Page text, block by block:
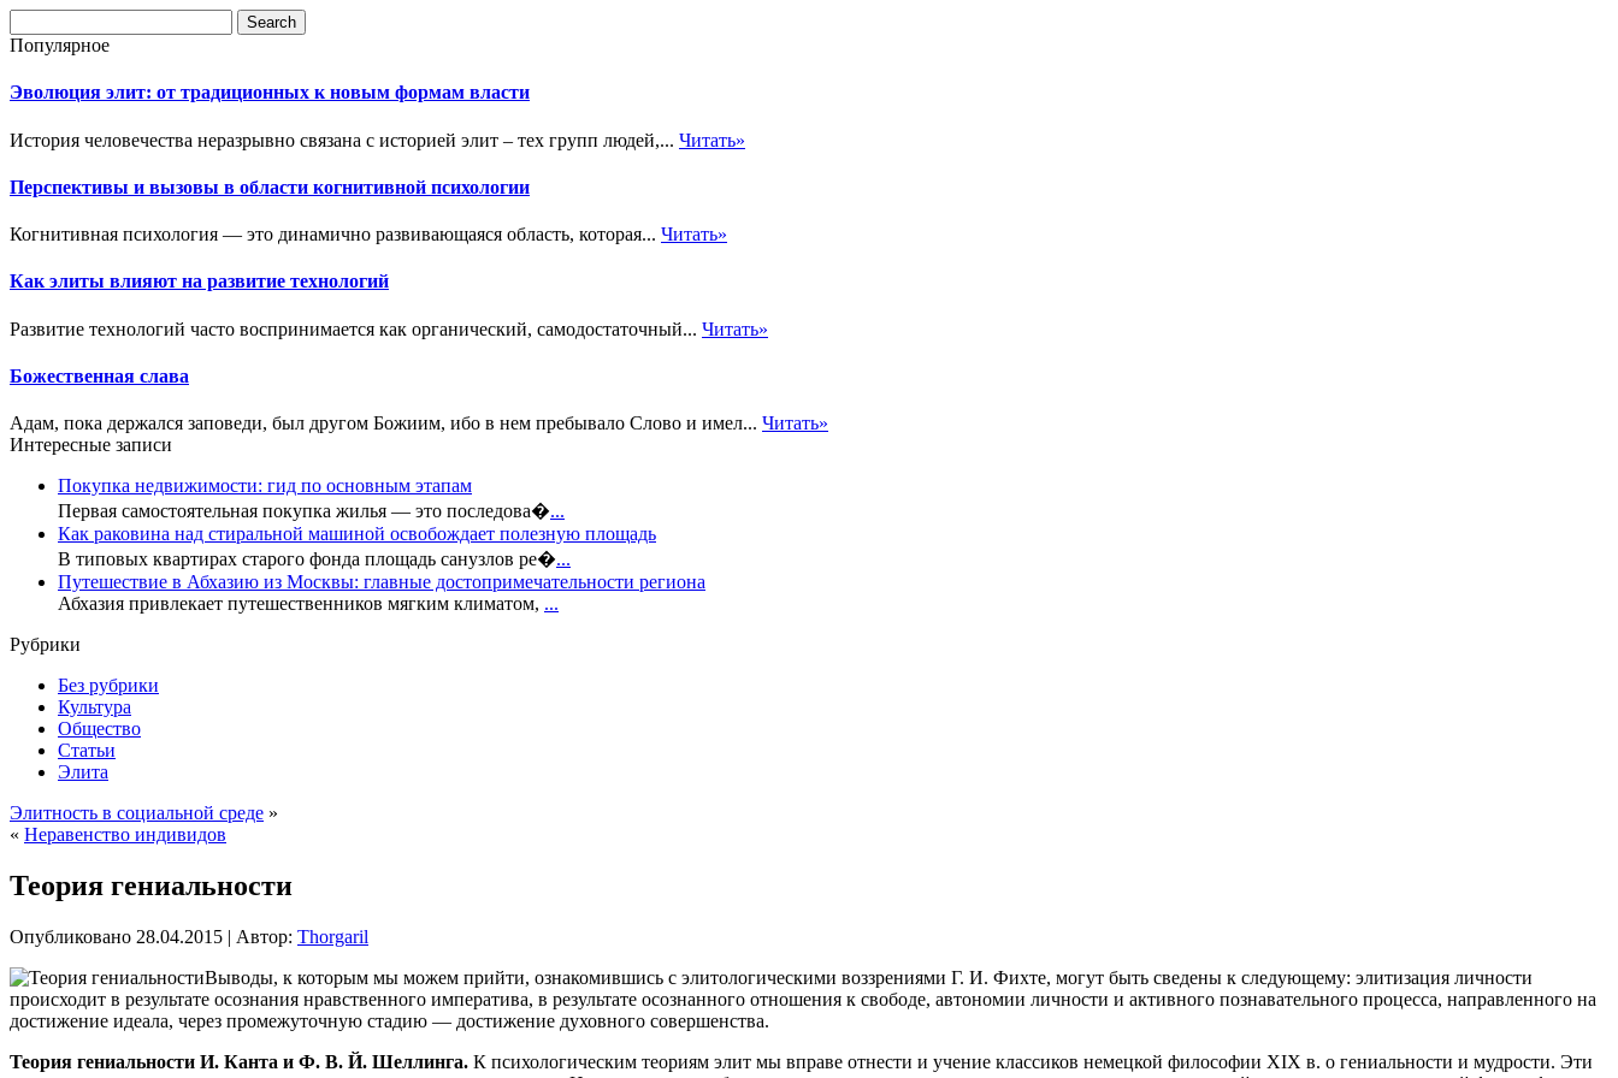
Популярное
Эволюция элит: от традиционных к новым формам власти
История человечества неразрывно связана с историей элит – тех групп людей,... Читать»
Перспективы и вызовы в области когнитивной психологии
Когнитивная психология — это динамично развивающаяся область, которая... Читать»
Как элиты влияют на развитие технологий
Развитие технологий часто воспринимается как органический, самодостаточный... Читать»
Божественная слава
Адам, пока держался заповеди, был другом Божиим, ибо в нем пребывало Слово и имел... Читать»
Интересные записи
Покупка недвижимости: гид по основным этапам
Первая самостоятельная покупка жилья — это последова�...
Как раковина над стиральной машиной освобождает полезную площадь
В типовых квартирах старого фонда площадь санузлов ре�...
Путешествие в Абхазию из Москвы: главные достопримечательности региона
Абхазия привлекает путешественников мягким климатом, ...
Рубрики
Без рубрики
Культура
Общество
Статьи
Элита
Элитность в социальной среде »
« Неравенство индивидов
Теория гениальности
Опубликовано 28.04.2015 | Автор: Thorgaril
Выводы, к которым мы можем прийти, ознакомившись с элитологическими воззрениями Г. И. Фихте, могут быть сведены к следующему: элитизация личности
происходит в результате осознания нравственного императива, в результате осознанного отношения к свободе, автономии личности и активного познавательного процесса, направленного на
достижение идеала, через промежуточную стадию — достижение духовного совершенства.
Теория гениальности И. Канта и Ф. В. Й. Шеллинга. К психологическим теориям элит мы вправе отнести и учение классиков немецкой философии XIX в. о гениальности и мудрости. Эти